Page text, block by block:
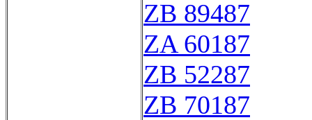
ZB 89487
ZA 60187
ZB 52287
ZB 70187